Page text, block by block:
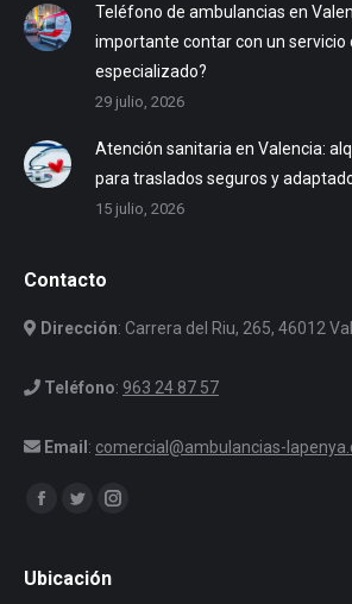
Teléfono de ambulancias en
importante contar con un servicio
especializado?
29 julio, 2026
Atención sanitaria en Valencia:
para traslados seguros y
15 julio, 2026
Contacto
Dirección: Carrera del Riu, 265, 46012
Teléfono: 963 24 87 57
Email : comercial@ambulancias-
Encuéntranos en:
Facebook
TwitterInstagram
Ubicación